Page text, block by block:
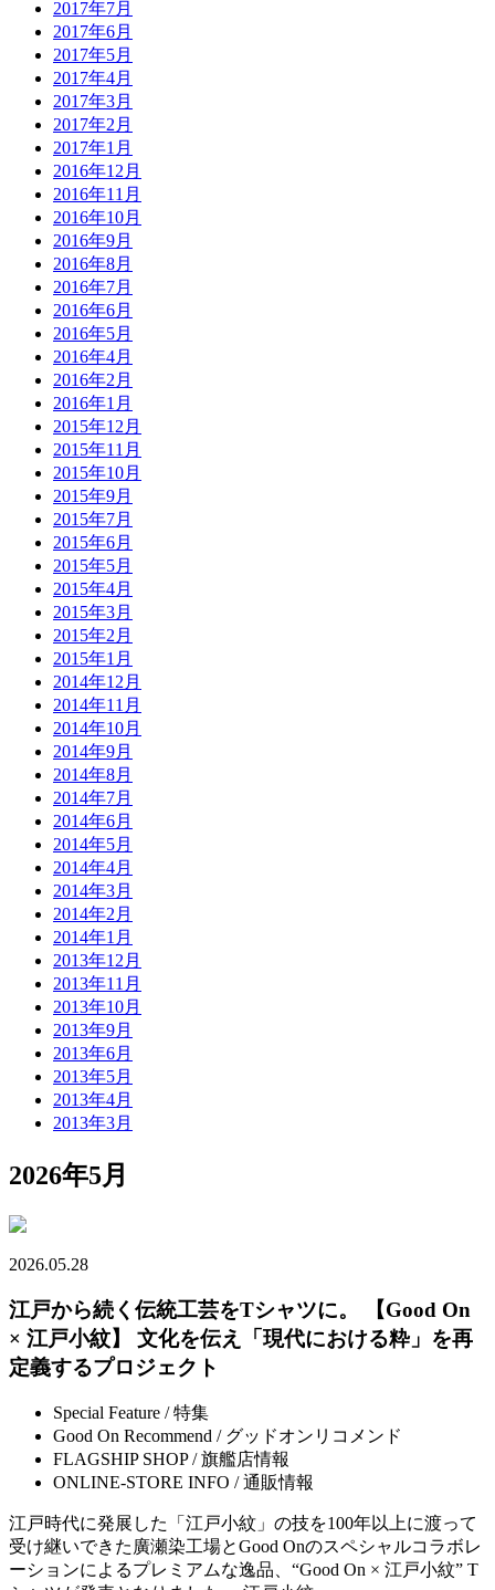
2017年7月
2017年6月
2017年5月
2017年4月
2017年3月
2017年2月
2017年1月
2016年12月
2016年11月
2016年10月
2016年9月
2016年8月
2016年7月
2016年6月
2016年5月
2016年4月
2016年2月
2016年1月
2015年12月
2015年11月
2015年10月
2015年9月
2015年7月
2015年6月
2015年5月
2015年4月
2015年3月
2015年2月
2015年1月
2014年12月
2014年11月
2014年10月
2014年9月
2014年8月
2014年7月
2014年6月
2014年5月
2014年4月
2014年3月
2014年2月
2014年1月
2013年12月
2013年11月
2013年10月
2013年9月
2013年6月
2013年5月
2013年4月
2013年3月
2026年5月
2026.05.28
江戸から続く伝統工芸をTシャツに。 【Good On
× 江戸小紋】 文化を伝え「現代における粋」を再
定義するプロジェクト
Special Feature / 特集
Good On Recommend / グッドオンリコメンド
FLAGSHIP SHOP / 旗艦店情報
ONLINE-STORE INFO / 通販情報
江戸時代に発展した「江戸小紋」の技を100年以上に渡って
受け継いできた廣瀬染工場とGood Onのスペシャルコラボレ
ーションによるプレミアムな逸品、“Good On × 江戸小紋” T